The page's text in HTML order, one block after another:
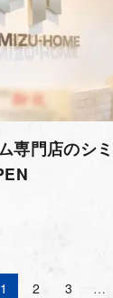
専門店のシ
1 2 3 …